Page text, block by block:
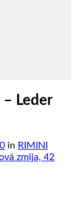
Leder
in RIMINI
zmija, 42